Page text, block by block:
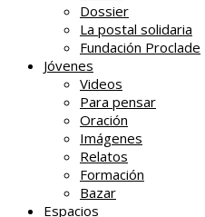
Dossier
La postal solidaria
Fundación Proclade
Jóvenes
Videos
Para pensar
Oración
Imágenes
Relatos
Formación
Bazar
Espacios